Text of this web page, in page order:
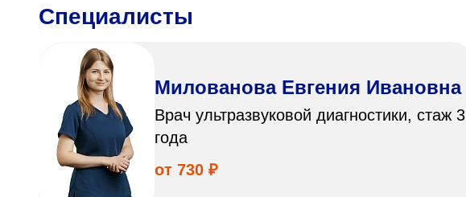
Специалисты
Милованова Евгения Ивановна
Врач ультразвуковой диагностики, стаж 3
года
от 730 ₽